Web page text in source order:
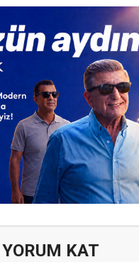
YORUM KAT